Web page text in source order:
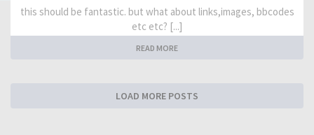
this should be fantastic. but what about links,images, bbcodes
etc etc? [...]
READ MORE
LOAD MORE POSTS